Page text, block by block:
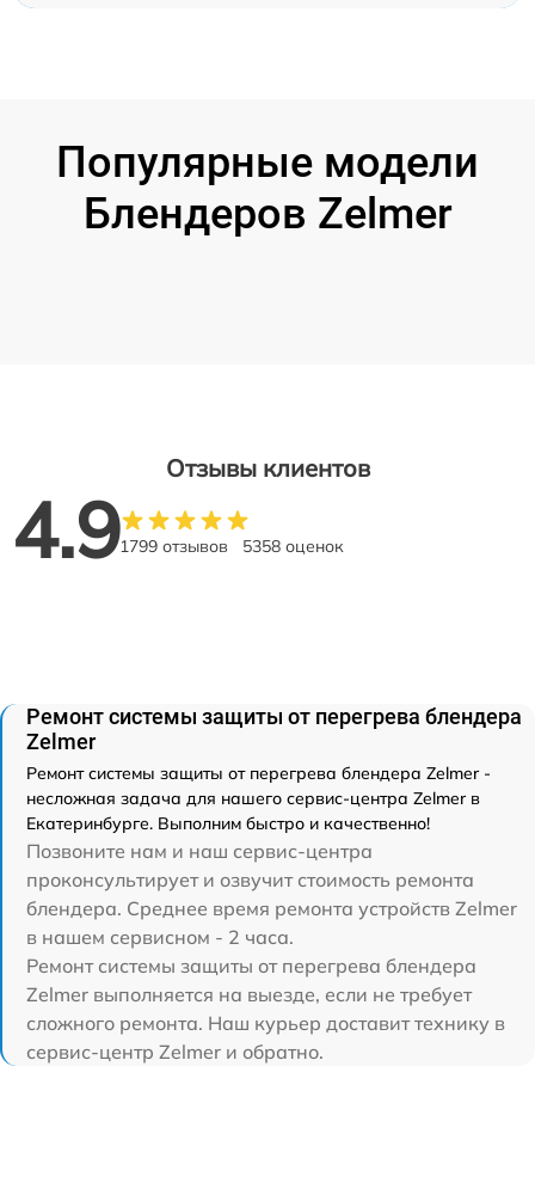
Популярные модели
Блендеров Zelmer
Отзывы клиентов
4.91799 отзывов 5358 оценок
Ремонт системы защиты от перегрева блендера
Zelmer
Ремонт системы защиты от перегрева блендера Zelmer -
несложная задача для нашего сервис-центра Zelmer в
Екатеринбурге. Выполним быстро и качественно!
Позвоните нам и наш сервис-центра
проконсультирует и озвучит стоимость ремонта
блендера. Среднее время ремонта устройств Zelmer
в нашем сервисном - 2 часа.
Ремонт системы защиты от перегрева блендера
Zelmer выполняется на выезде, если не требует
сложного ремонта. Наш курьер доставит технику в
сервис-центр Zelmer и обратно.